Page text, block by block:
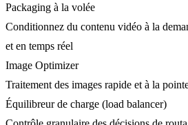
Packaging à la volée
Conditionnez du contenu vidéo à la
et en temps réel
Image Optimizer
Traitement des images rapide et à la
Équilibreur de charge (load balancer)